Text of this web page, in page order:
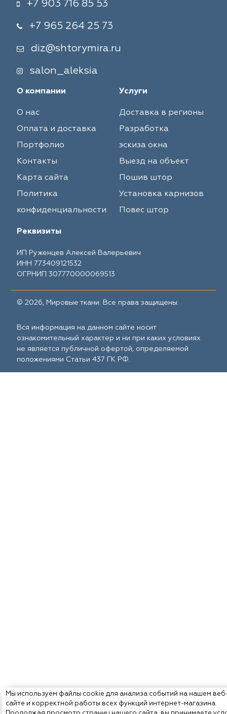
Мы используем файлы cookie для анализа событий на нашем
сайте и корректной работы всех функций интернет-магазина.
+7 903 716 85 53
+7 965 264 25 73
diz@shtorymira.ru
salon_aleksia
О компании
О нас
Оплата и доставка
Портфолио
Контакты
Карта сайта
Политика
конфиденциальности
Услуги
Доставка в регионы
Разработка
эскиза окна
Выезд на объект
Пошив штор
Установка карнизов
Повес штор
Реквизиты
ИП Руженцев Алексей Валерьевич
ИНН 773409121532
ОГРНИП 307770000069513
© 2026, Мировые ткани. Все права защищены.
Вся информация на данном сайте носит
ознакомительный характер и ни при каких условиях
не является публичной офертой, определяемой
положениями Статьи 437 ГК РФ.